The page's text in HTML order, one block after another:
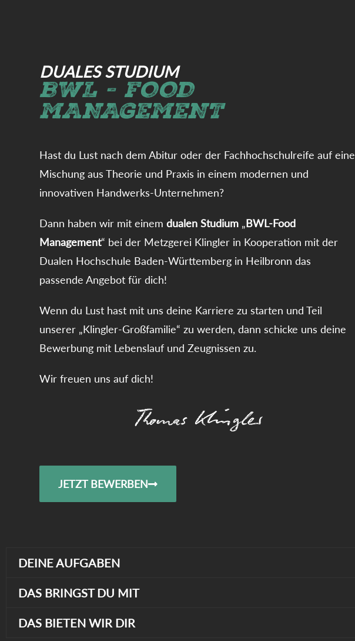
DUALES STUDIUM
BWL - FOOD
MANAGEMENT
Hast du Lust nach dem Abitur oder der Fachhochschulreife auf eine
Mischung aus Theorie und Praxis in einem modernen und
innovativen Handwerks-Unternehmen?
Dann haben wir mit einemdualen Studium „BWL-Food
Management“ bei der Metzgerei Klingler in Kooperation mit der
Dualen Hochschule Baden-Württemberg in Heilbronn das
passende Angebot für dich!
Wenn du Lust hast mit uns deine Karriere zu starten und Teil
unserer „Klingler-Großfamilie“ zu werden, dann schicke uns deine
Bewerbung mit Lebenslauf und Zeugnissen zu.
Wir freuen uns auf dich!
Thomas Klingler
JETZT BEWERBEN
DEINE AUFGABEN
DAS BRINGST DU MIT
DAS BIETEN WIR DIR